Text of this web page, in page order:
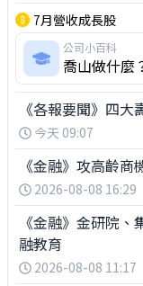
7月營收成長股
公司小百科
喬山做什麼
《各報要聞》四
今天 09:07
《金融》攻高齡
2026-08-08 16:29
《金融》金研院
融教育
2026-08-08 11:17